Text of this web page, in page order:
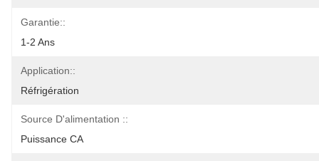
Garantie::
1-2 Ans
Application::
Réfrigération
Source D'alimentation ::
Puissance CA